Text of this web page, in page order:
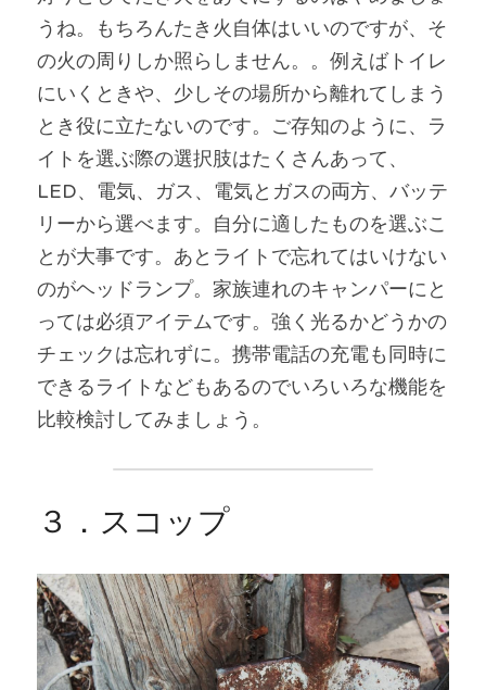
うね。もちろんたき火自体はいいのですが、そ
の火の周りしか照らしません。。例えばトイレ
にいくときや、少しその場所から離れてしまう
とき役に立たないのです。ご存知のように、ラ
イトを選ぶ際の選択肢はたくさんあって、
LED、電気、ガス、電気とガスの両方、バッテ
リーから選べます。自分に適したものを選ぶこ
とが大事です。あとライトで忘れてはいけない
のがヘッドランプ。家族連れのキャンパーにと
っては必須アイテムです。強く光るかどうかの
チェックは忘れずに。携帯電話の充電も同時に
できるライトなどもあるのでいろいろな機能を
比較検討してみましょう。
３．スコップ